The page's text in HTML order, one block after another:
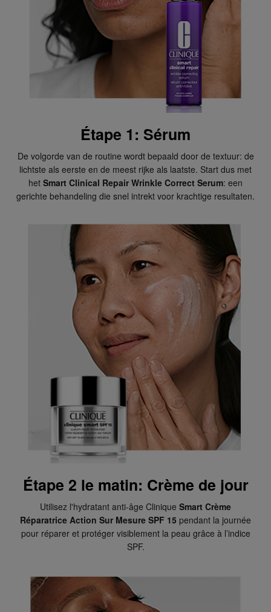
Étape 1: Sérum
De volgorde van de routine wordt bepaald door de textuur: de
lichtste als eerste en de meest rijke als laatste. Start dus met
het Smart Clinical Repair Wrinkle Correct Serum: een
gerichte behandeling die snel intrekt voor krachtige resultaten.
Étape 2 le matin: Crème de jour
Utilisez l'hydratant anti-âge Clinique Smart Crème
Réparatrice Action Sur Mesure SPF 15 pendant la journée
pour réparer et protéger visiblement la peau grâce à l’indice
SPF.